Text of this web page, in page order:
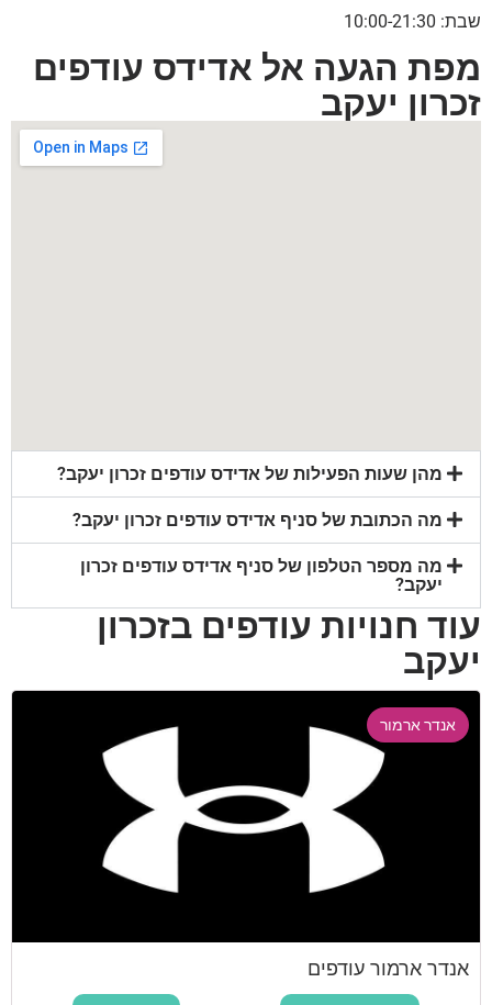
שבת: 10:00-21:30
מפת הגעה אל אדידס עודפים
זכרון יעקב
מהן שעות הפעילות של אדידס עודפים זכרון יעקב?
מה הכתובת של סניף אדידס עודפים זכרון יעקב?
מה מספר הטלפון של סניף אדידס עודפים זכרון
יעקב?
עוד חנויות עודפים בזכרון
יעקב
אנדר ארמור
אנדר ארמור עודפים